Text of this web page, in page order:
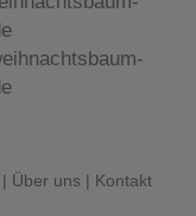
| Über uns | Kontakt